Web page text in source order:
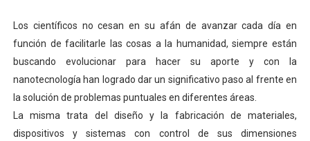
Expertos inspeccionan espacios del OAN para la
Dictan MasterClass en el marco del Encuentro LAGO
Campo Elías avanza con plan de asfaltado
Encuentro estadal fortalece la coordinación de
Los científicos no cesan en su afán de avanzar cada día en
función de facilitarle las cosas a la humanidad, siempre están
buscando evolucionar para hacer su aporte y con la
nanotecnología han logrado dar un significativo paso al frente en
la solución de problemas puntuales en diferentes áreas.
La misma trata del diseño y la fabricación de materiales,
dispositivos y sistemas con control de sus dimensiones